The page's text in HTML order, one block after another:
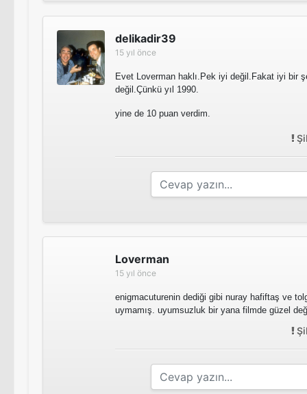
delikadir39
15 yıl önce
Evet Loverman haklı.Pek iyi değil.Fakat iyi bir
değil.Çünkü yıl 1990.
yine de 10 puan verdim.
Loverman
15 yıl önce
enigmacuturenin dediği gibi nuray hafiftaş ve
uymamış. uyumsuzluk bir yana filmde güzel